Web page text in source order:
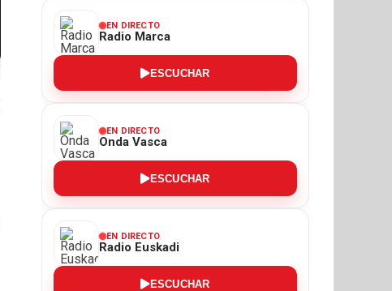
EN DIRECTO
Radio Marca
ESCUCHAR
EN DIRECTO
Onda Vasca
ESCUCHAR
EN DIRECTO
Radio Euskadi
ESCUCHAR